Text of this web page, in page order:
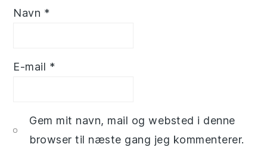
Navn *
E-mail *
Gem mit navn, mail og websted i denne
browser til næste gang jeg kommenterer.